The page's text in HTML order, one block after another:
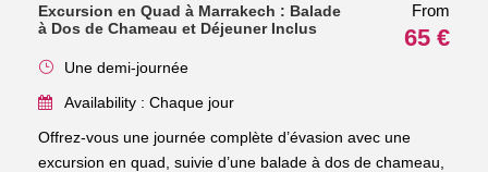
Excursion en Quad à Marrakech : Balade
à Dos de Chameau et Déjeuner Inclus
From
65 €
Une demi-journée
Availability : Chaque jour
Offrez-vous une journée complète d’évasion avec une
excursion en quad, suivie d’une balade à dos de chameau,